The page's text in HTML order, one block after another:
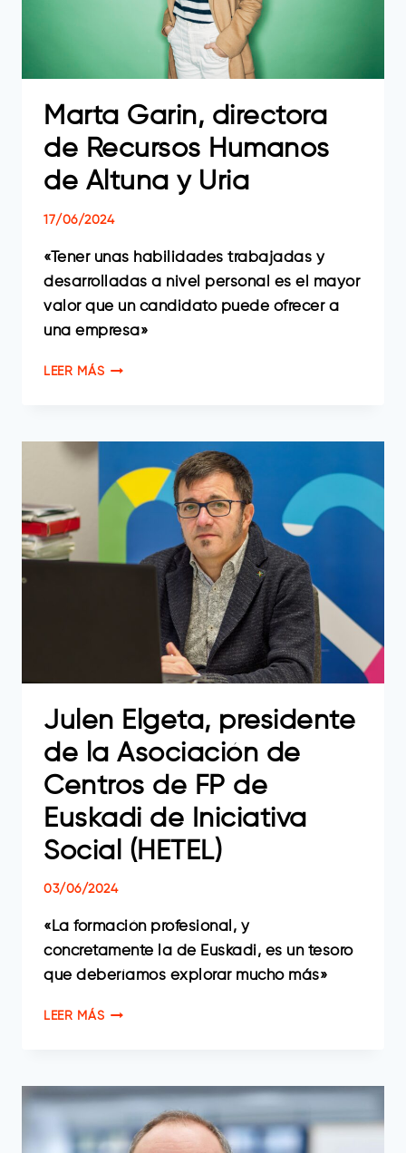
Marta Garin, directora
de Recursos Humanos
de Altuna y Uria
17/06/2024
«Tener unas habilidades trabajadas y
desarrolladas a nivel personal es el mayor
valor que un candidato puede ofrecer a
una empresa»
LEER MÁSMARTA
RECURSOS
DE
ALTUNA
Julen Elgeta, presidente
de la Asociación de
Centros de FP de
Euskadi de Iniciativa
Social (HETEL)
03/06/2024
«La formación profesional, y
concretamente la de Euskadi, es un tesoro
que deberíamos explorar mucho más»
LEER MÁSJULEN
LA
DE
CENTROS